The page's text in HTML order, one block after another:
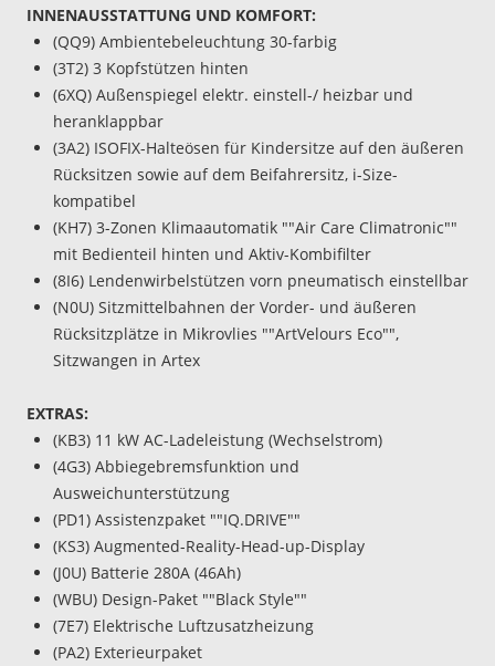
INNENAUSSTATTUNG UND KOMFORT:
(QQ9) Ambientebeleuchtung 30-farbig
(3T2) 3 Kopfstützen hinten
(6XQ) Außenspiegel elektr. einstell-/ heizbar und
heranklappbar
(3A2) ISOFIX-Halteösen für Kindersitze auf den äußeren
Rücksitzen sowie auf dem Beifahrersitz, i-Size-
kompatibel
(KH7) 3-Zonen Klimaautomatik ""Air Care Climatronic""
mit Bedienteil hinten und Aktiv-Kombifilter
(8I6) Lendenwirbelstützen vorn pneumatisch einstellbar
(N0U) Sitzmittelbahnen der Vorder- und äußeren
Rücksitzplätze in Mikrovlies ""ArtVelours Eco"",
Sitzwangen in Artex
EXTRAS:
(KB3) 11 kW AC-Ladeleistung (Wechselstrom)
(4G3) Abbiegebremsfunktion und
Ausweichunterstützung
(PD1) Assistenzpaket ""IQ.DRIVE""
(KS3) Augmented-Reality-Head-up-Display
(J0U) Batterie 280A (46Ah)
(WBU) Design-Paket ""Black Style""
(7E7) Elektrische Luftzusatzheizung
(PA2) Exterieurpaket